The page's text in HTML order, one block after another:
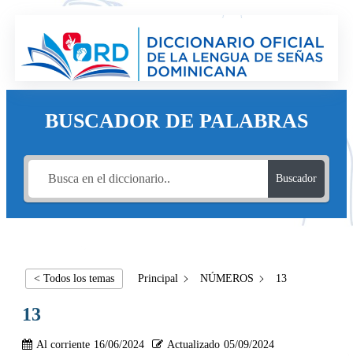
BUSCADOR DE PALABRAS
Buscador
< Todos los temas Principal NÚMEROS 13
13
Al corriente 16/06/2024 Actualizado 05/09/2024